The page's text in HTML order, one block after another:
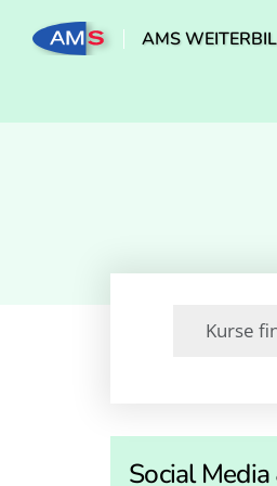
AMS
Social